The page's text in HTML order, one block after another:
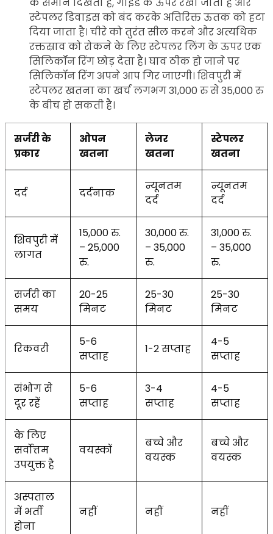
स्टेपलर डिवाइस को बंद करके अतिरिक्त ऊतक को हटा
दिया जाता है। चीरे को तुरंत सील करने और अत्यधिक
रक्तस्राव को रोकने के लिए स्टेपलर लिंग के ऊपर एक
सिलिकॉन रिंग छोड़ देता है। घाव ठीक हो जाने पर
सिलिकॉन रिंग अपने आप गिर जाएगी। शिवपुरी में
स्टेपलर खतना का खर्च लगभग 31,000 रु से 35,000 रु
के बीच हो सकती है।
सर्जरी के
प्रकार
ओपन
खतना
लेजर
खतना
स्टेपलर
खतना
दर्द दर्दनाक
न्यूनतम
दर्द
न्यूनतम
दर्द
शिवपुरी में
लागत
15,000 रु.
– 25,000
रु.
30,000 रु.
– 35,000
रु.
31,000 रु.
– 35,000
रु.
सर्जरी का
समय
20-25
मिनट
25-30
मिनट
25-30
मिनट
रिकवरी
5-6
सप्ताह
1-2 सप्ताह
4-5
सप्ताह
संभोग से
दूर रहें
5-6
सप्ताह
3-4
सप्ताह
4-5
सप्ताह
के लिए
सर्वोत्तम
उपयुक्त है
वयस्कों
बच्चे और
वयस्क
बच्चे और
वयस्क
अस्पताल
में भर्ती
होना
नहीं नहीं नहीं